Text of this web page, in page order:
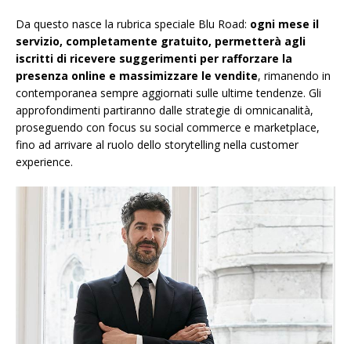
Da questo nasce la rubrica speciale Blu Road: ogni mese il
servizio, completamente gratuito, permetterà agli
iscritti di ricevere suggerimenti per rafforzare la
presenza online e massimizzare le vendite, rimanendo in
contemporanea sempre aggiornati sulle ultime tendenze. Gli
approfondimenti partiranno dalle strategie di omnicanalità,
proseguendo con focus su social commerce e marketplace,
fino ad arrivare al ruolo dello storytelling nella customer
experience.